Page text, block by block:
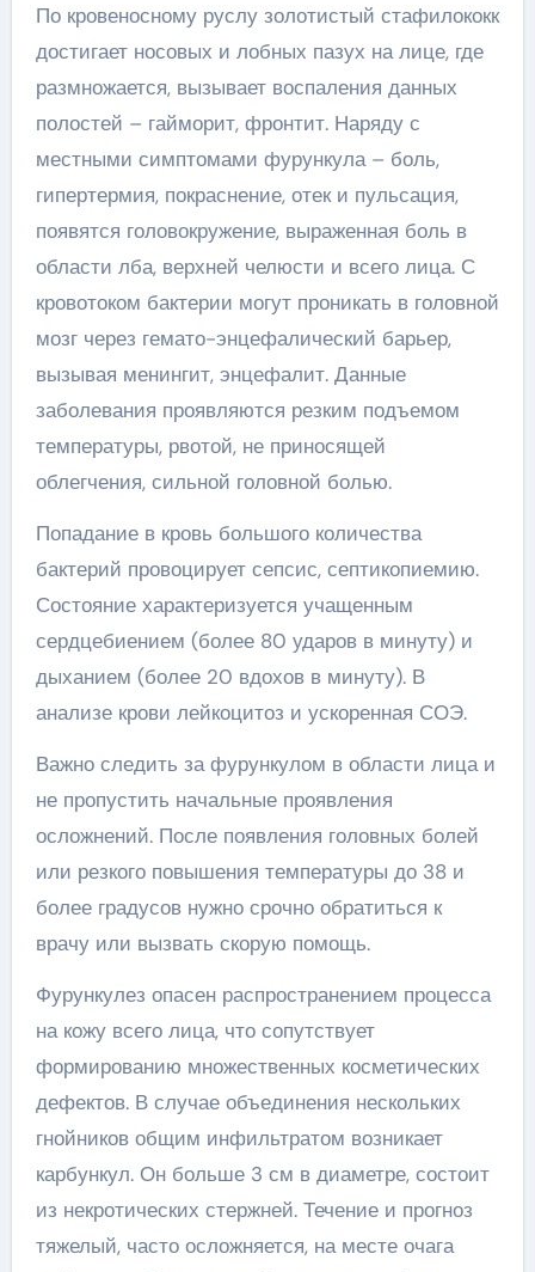
По кровеносному руслу золотистый стафилококк
достигает носовых и лобных пазух на лице, где
размножается, вызывает воспаления данных
полостей – гайморит, фронтит. Наряду с
местными симптомами фурункула – боль,
гипертермия, покраснение, отек и пульсация,
появятся головокружение, выраженная боль в
области лба, верхней челюсти и всего лица. С
кровотоком бактерии могут проникать в головной
мозг через гемато-энцефалический барьер,
вызывая менингит, энцефалит. Данные
заболевания проявляются резким подъемом
температуры, рвотой, не приносящей
облегчения, сильной головной болью.
Попадание в кровь большого количества
бактерий провоцирует сепсис, септикопиемию.
Состояние характеризуется учащенным
сердцебиением (более 80 ударов в минуту) и
дыханием (более 20 вдохов в минуту). В
анализе крови лейкоцитоз и ускоренная СОЭ.
Важно следить за фурункулом в области лица и
не пропустить начальные проявления
осложнений. После появления головных болей
или резкого повышения температуры до 38 и
более градусов нужно срочно обратиться к
врачу или вызвать скорую помощь.
Фурункулез опасен распространением процесса
на кожу всего лица, что сопутствует
формированию множественных косметических
дефектов. В случае объединения нескольких
гнойников общим инфильтратом возникает
карбункул. Он больше 3 см в диаметре, состоит
из некротических стержней. Течение и прогноз
тяжелый, часто осложняется, на месте очага